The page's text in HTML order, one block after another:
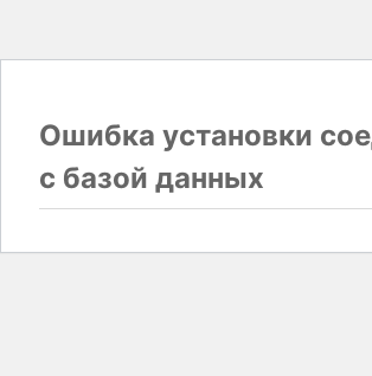
Ошибка установки
с базой данных